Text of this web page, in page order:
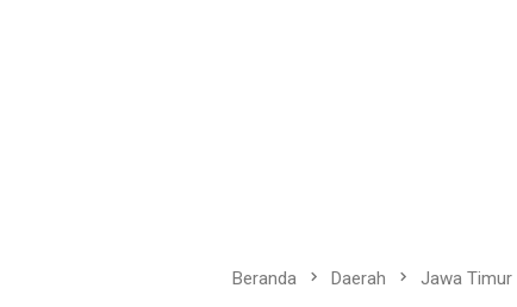
Beranda Daerah Jawa Timur